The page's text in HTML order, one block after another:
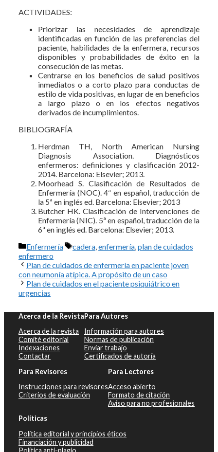
ACTIVIDADES:
Priorizar las necesidades de aprendizaje
identificadas en función de las preferencias del
paciente, habilidades de la enfermera, recursos
disponibles y probabilidades de éxito en la
consecución de las metas.
Centrarse en los beneficios de salud positivos
inmediatos o a corto plazo para conductas de
estilo de vida positivas, en lugar de en beneficios
a largo plazo o en los efectos negativos
derivados de incumplimientos.
BIBLIOGRAFÍA
Herdman TH, North American Nursing
Diagnosis Association. Diagnósticos
enfermeros: definiciones y clasificación 2012-
2014. Barcelona: Elsevier; 2013.
Moorhead S. Clasificación de Resultados de
Enfermería (NOC). 4ª en español, traducción de
la 5ª en inglés ed. Barcelona: Elsevier; 2013
Butcher HK. Clasificación de Intervenciones de
Enfermería (NIC). 5ª en español, traducción de la
6ª en inglés ed. Barcelona: Elsevier; 2013.
Categorías
Enfermería Etiquetas
cadera enfermería plan de cuidados
enfermero
Plan de cuidados de enfermería en paciente joven
con neumonía atípica. A propósito de un caso
Plan de cuidados en el paciente psiquiátrico en
urgencias
Acerca de la Revista
Acerca de la revista
Comité editorial
Indexaciones
Contactar
Para Autores
Información para autores
Normas de publicación
Enviar trabajo
Certificados de autoría
Para Revisores
Instrucciones para revisores
Criterios de evaluación
Para Lectores
Acceso abierto
Formato de citación
Aviso para no profesionales
Políticas
Política editorial y principios éticos
Financiación y publicidad
Política anti-plagio